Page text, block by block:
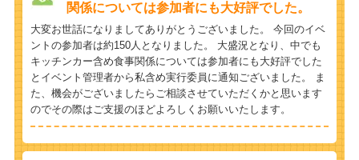
関係については参加者にも大好評でした。
大変お世話になりましてありがとうございました。 今回のイベ
ントの参加者は約150人となりました。 大盛況となり、中でも
キッチンカー含め食事関係については参加者にも大好評でした
とイベント管理者から私含め実行委員に通知ございました。 ま
た、機会がございましたらご相談させていただくかと思います
のでその際はご支援のほどよろしくお願いいたします。